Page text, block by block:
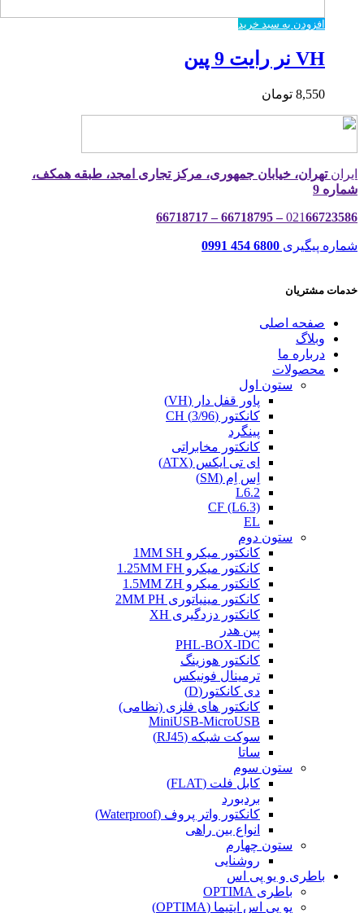
افزودن به سبد خرید
VH نر رایت 9 پین
8,550 تومان
ایرانتهران، خیابان جمهوری، مرکز تجاری امجد، طبقه همکف،
شماره 9
02166723586 – 66718795 – 66718717
شماره پیگیری 6800 454 0991
خدمات مشتریان
صفحه اصلی
وبلاگ
درباره ما
محصولات
ستون اول
پاور قفل دار (VH)
کانکتور (3/96) CH
پینگرد
کانکتور مخابراتی
ای تی ایکس (ATX)
اِس اِم (SM)
L6.2
CF (L6.3)
EL
ستون دوم
کانکتور میکرو 1MM SH
کانکتور میکرو 1.25MM FH
کانکتور میکرو 1.5MM ZH
کانکتور مینیاتوری 2MM PH
کانکتور دزدگیری XH
پین هدر
PHL-BOX-IDC
کانکتور هوزینگ
ترمینال فونیکس
دی کانکتور(D)
کانکتور های فلزی (نظامی)
MiniUSB-MicroUSB
سوکت شبکه (RJ45)
ساتا
ستون سوم
کابل فلت (FLAT)
بردبورد
کانکتور واتر پروف (Waterproof)
انواع بین راهی
ستون چهارم
روشنایی
باطری و یو پی اس
باطری OPTIMA
یو پی اس اپتیما (OPTIMA)